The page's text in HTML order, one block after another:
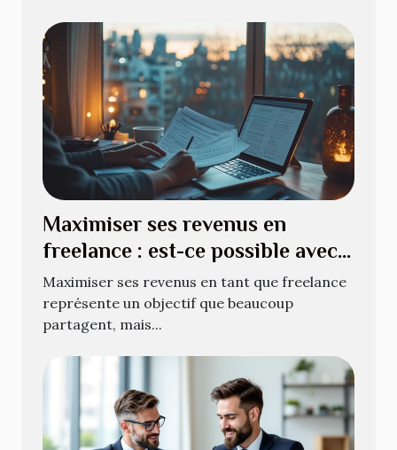
Maximiser ses revenus en
freelance : est-ce possible avec
le portage salarial ?
Maximiser ses revenus en tant que freelance
représente un objectif que beaucoup
partagent, mais...